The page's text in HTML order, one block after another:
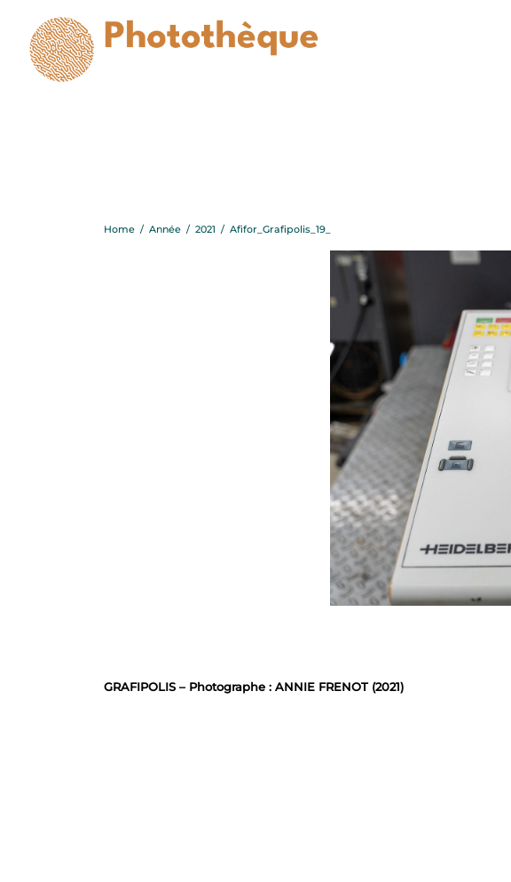
Home / Année / 2021 / Afifor_Grafipolis_19_
GRAFIPOLIS – Photographe : ANNIE FRENOT (2021)